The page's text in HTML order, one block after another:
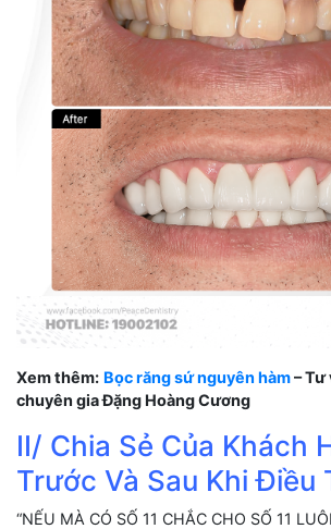
Xem thêm: Bọc răng sứ nguyên hàm– Tư
chuyên gia Đặng Hoàng Cương
II/ Chia Sẻ Của Khách
Trước Và Sau Khi Điều
“NẾU MÀ CÓ SỐ 11 CHẮC CHO SỐ 11